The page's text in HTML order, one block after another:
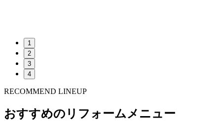
1
2
3
4
RECOMMEND LINEUP
おすすめのリフォームメニュー